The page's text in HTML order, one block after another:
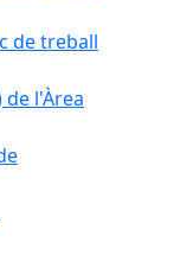
de treball
l'Àrea